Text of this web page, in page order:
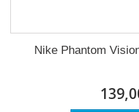
Nike Phantom